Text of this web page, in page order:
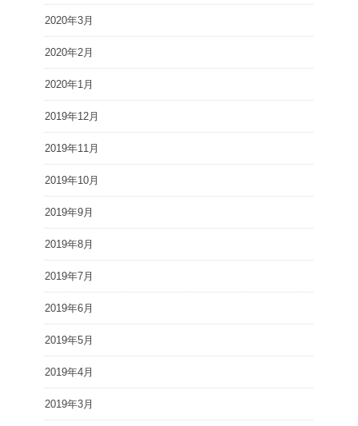
2020年3月
2020年2月
2020年1月
2019年12月
2019年11月
2019年10月
2019年9月
2019年8月
2019年7月
2019年6月
2019年5月
2019年4月
2019年3月